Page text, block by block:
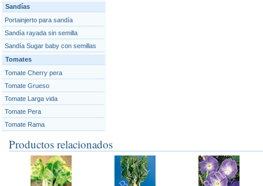
Sandías
Portainjerto para sandía
Sandía rayada sin semilla
Sandía Sugar baby con semillas
Tomates
Tomate Cherry pera
Tomate Grueso
Tomate Larga vida
Tomate Pera
Tomate Rama
Productos relacionados